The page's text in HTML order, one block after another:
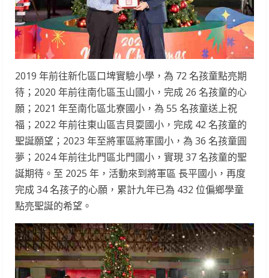
2019 年前往新化區口埤實驗小學，為 72 名孩童點亮期
待；2020 年前往南化區玉山國小，完成 26 名孩童的心
願；2021 年至南化區北寮國小，為 55 名孩童送上祝
福；2022 年前往東山區吉貝耍國小，完成 42 名孩童的
聖誕願望；2023 年至將軍區將軍國小，為 36 名孩童圓
夢；2024 年前往北門區北門國小，實現 37 名孩童的聖
誕期待。至 2025 年，活動來到將軍區 長平國小，再度
完成 34 名孩子的心願，累計九年已為 432 位偏鄉學童
點亮聖誕的希望。